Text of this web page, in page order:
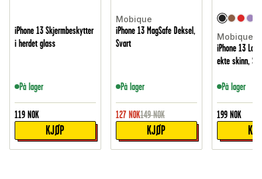
iPhone 13 Skjermbeskytter
i herdet glass
På lager
119 NOK
KJØP
Mobique
iPhone 13 MagSafe Deksel,
Svart
På lager
127 NOK149 NOK
KJØP
Mobique
iPhone 13
ekte skinn,
På lager
199 NOK